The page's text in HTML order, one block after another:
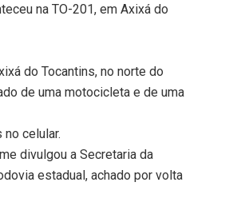
na TO-201, em Axixá do
do Tocantins, no norte do
de uma motocicleta e de uma
celular.
divulgou a Secretaria da
estadual, achado por volta